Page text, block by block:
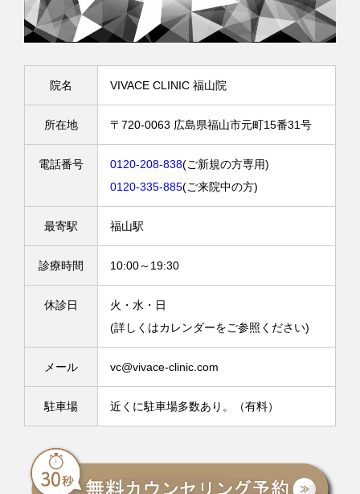
院名 VIVACE CLINIC 福山院
所在地 〒720-0063 広島県福山市元町15番31号
電話番号 0120-208-838(ご新規の方専用)
0120-335-885(ご来院中の方)
最寄駅 福山駅
診療時間 10:00～19:30
休診日
火・水・日
(詳しくはカレンダーをご参照ください)
メール vc@vivace-clinic.com
駐車場 近くに駐車場多数あり。（有料）